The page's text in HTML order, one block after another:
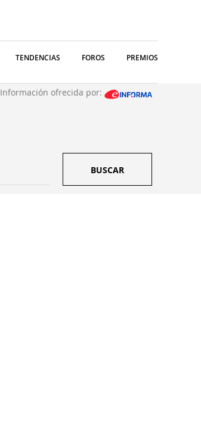
TENDENCIAS FOROS PREMIOS
Información ofrecida por:
BUSCAR